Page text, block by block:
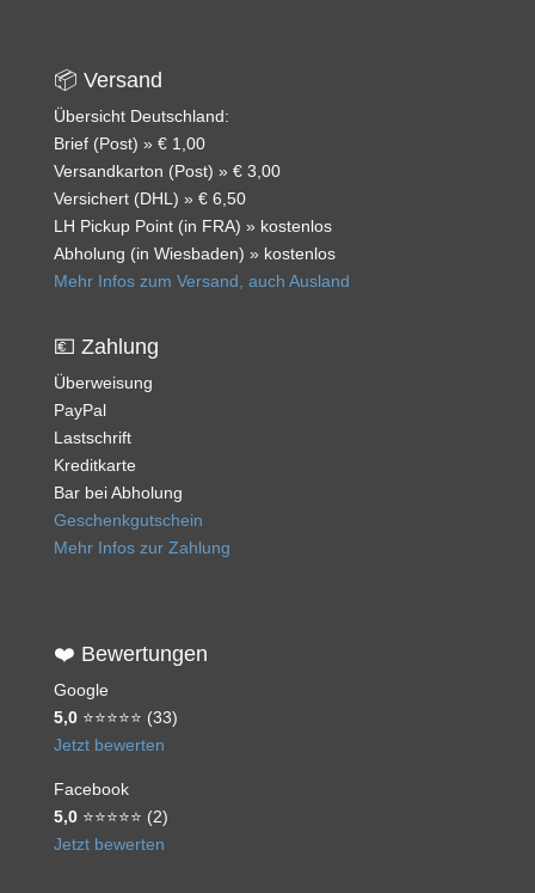
📦 Versand
Übersicht Deutschland:
Brief (Post) » € 1,00
Versandkarton (Post) » € 3,00
Versichert (DHL) » € 6,50
LH Pickup Point (in FRA) » kostenlos
Abholung (in Wiesbaden) » kostenlos
Mehr Infos zum Versand, auch Ausland
💶 Zahlung
Überweisung
PayPal
Lastschrift
Kreditkarte
Bar bei Abholung
Geschenkgutschein
Mehr Infos zur Zahlung
❤️ Bewertungen
Google
5,0⭐⭐⭐⭐⭐ (33)
Jetzt bewerten
Facebook
5,0⭐⭐⭐⭐⭐ (2)
Jetzt bewerten